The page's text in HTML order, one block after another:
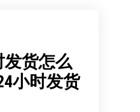
发货怎么
小时发货